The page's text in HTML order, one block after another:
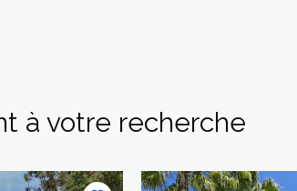
à votre recherche